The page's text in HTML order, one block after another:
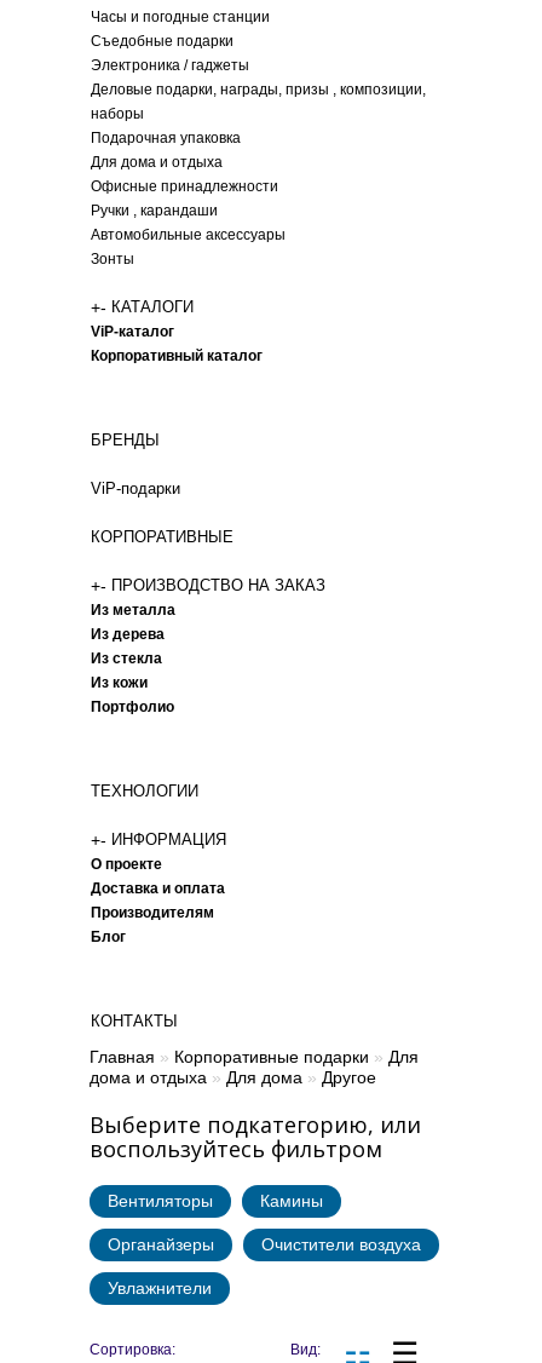
Часы и погодные станции
Съедобные подарки
Электроника / гаджеты
Деловые подарки, награды, призы , композиции,
наборы
Подарочная упаковка
Для дома и отдыха
Офисные принадлежности
Ручки , карандаши
Автомобильные аксессуары
Зонты
+- КАТАЛОГИ
ViP-каталог
Корпоративный каталог
БРЕНДЫ
ViP-подарки
КОРПОРАТИВНЫЕ
+- ПРОИЗВОДСТВО НА ЗАКАЗ
Из металла
Из дерева
Из стекла
Из кожи
Портфолио
ТЕХНОЛОГИИ
+- ИНФОРМАЦИЯ
О проекте
Доставка и оплата
Производителям
Блог
КОНТАКТЫ
Главная » Корпоративные подарки » Для
дома и отдыха » Для дома » Другое
Выберите подкатегорию, или
воспользуйтесь фильтром
Вентиляторы Камины
Органайзеры Очистители воздуха
Увлажнители
Сортировка: Вид: